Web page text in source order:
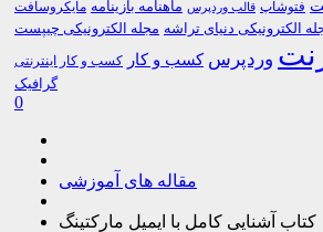
فتوشاپ قالب وردپرس ماهنامه بازینامه مایکروسافت
الکترونیکی دنیای تراشه مجله الکترونیکی چیپست
وردپرس کسب و کار کسب و کار اینترنتی
گرافیک
0
مقاله های آموزشی
کتاب آشنایی کامل با ایمیل مارکتینگ